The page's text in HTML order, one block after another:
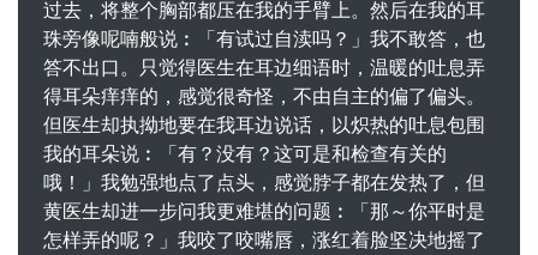
过去，将整个胸部都压在我的手臂上。然后在我的耳
珠旁像呢喃般说︰「有试过自渎吗？」我不敢答，也
答不出口。只觉得医生在耳边细语时，温暖的吐息弄
得耳朵痒痒的，感觉很奇怪，不由自主的偏了偏头。
但医生却执拗地要在我耳边说话，以炽热的吐息包围
我的耳朵说︰「有？没有？这可是和检查有关的
哦！」我勉强地点了点头，感觉脖子都在发热了，但
黄医生却进一步问我更难堪的问题︰「那～你平时是
怎样弄的呢？」我咬了咬嘴唇，涨红着脸坚决地摇了